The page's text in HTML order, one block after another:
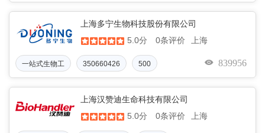
币
上海多宁生物科技股份有限公司
5.0分
0条评价 上海
一站式生物工 350660426 500 839956
上海汉赞迪生命科技有限公司
5.0分
0条评价 上海